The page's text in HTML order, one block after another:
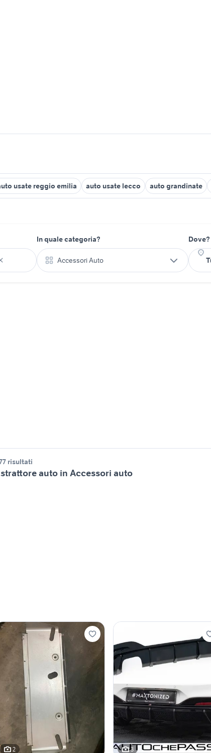
usate reggio emilia auto usate lecco auto grandinate
In quale categoria?
Accessori Auto
Dove?
risultati
auto in Accessori auto
2 3